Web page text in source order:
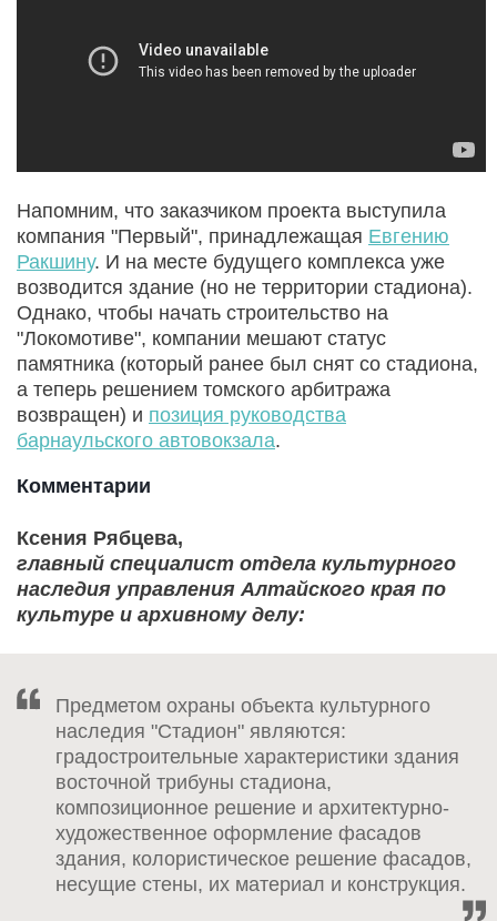
Напомним, что заказчиком проекта выступила
компания "Первый", принадлежащая Евгению
Ракшину. И на месте будущего комплекса уже
возводится здание (но не территории стадиона).
Однако, чтобы начать строительство на
"Локомотиве", компании мешают статус
памятника (который ранее был снят со стадиона,
а теперь решением томского арбитража
возвращен) и позиция руководства
барнаульского автовокзала.
Комментарии
Ксения Рябцева,
главный специалист отдела культурного
наследия управления Алтайского края по
культуре и архивному делу:
Предметом охраны объекта культурного
наследия "Стадион" являются:
градостроительные характеристики здания
восточной трибуны стадиона,
композиционное решение и архитектурно-
художественное оформление фасадов
здания, колористическое решение фасадов,
несущие стены, их материал и конструкция.